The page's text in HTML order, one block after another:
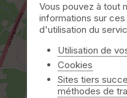
Vous pouvez à tout
informations sur
d'utilisation du
Utilisation de
Cookies
Sites tiers
méthodes de